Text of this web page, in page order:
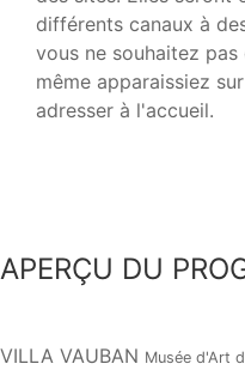
différents canaux à
vous ne souhaitez
même apparaissiez
adresser à l'accueil.
APERÇU DU
VILLA VAUBAN Musée d'Art